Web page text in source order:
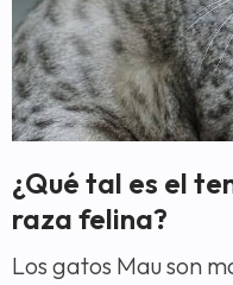
¿Qué tal es el
raza felina?
Los gatos Mau son